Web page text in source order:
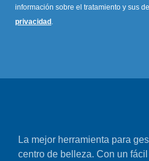
información sobre el tratamiento y sus
privacidad .
La mejor herramienta para
centro de belleza. Con un